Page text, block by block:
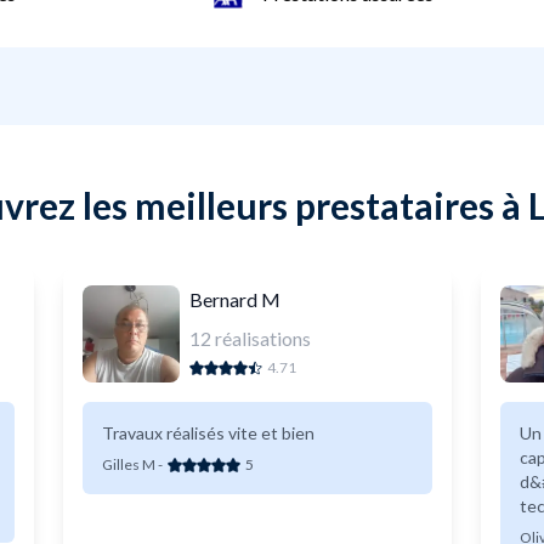
les meilleurs prestataires à
Bernard M
12 réalisations
4.71
Travaux réalisés vite et bien
Gilles M - 5